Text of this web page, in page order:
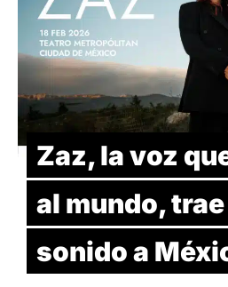
Zaz, la voz
al mundo,
sonido a